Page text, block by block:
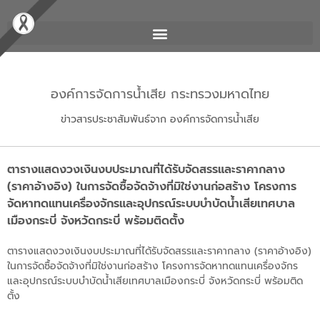
องค์การจัดการน้ำเสีย กระทรวงมหาดไทย
ข่าวสารประชาสัมพันธ์จาก องค์การจัดการน้ำเสีย
ตารางแสดงวงเงินงบประมาณที่ได้รับจัดสรรและราคากลาง
(ราคาอ้างอิง) ในการจัดซื้อจัดจ้างที่มิใช่งานก่อสร้าง โครงการ
จัดหาทดแทนเครื่องจักรและอุปกรณ์ระบบบำบัดน้ำเสียเทศบาล
เมืองกระบี่ จังหวัดกระบี่ พร้อมติดตั้ง
ตารางแสดงวงเงินงบประมาณที่ได้รับจัดสรรและราคากลาง (ราคาอ้างอิง)
ในการจัดซื้อจัดจ้างที่มิใช่งานก่อสร้าง โครงการจัดหาทดแทนเครื่องจักร
และอุปกรณ์ระบบบำบัดน้ำเสียเทศบาลเมืองกระบี่ จังหวัดกระบี่ พร้อมติด
ตั้ง